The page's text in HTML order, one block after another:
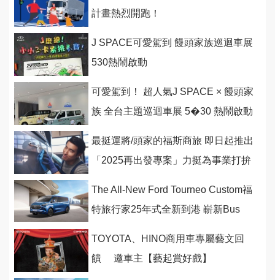
計畫熱烈開跑！
J SPACE可愛駕到 饅頭家族巡迴車展
530熱鬧啟動
可愛駕到！ 超人氣J SPACE × 饅頭家
族 全台主題巡迴車展 5�30 熱鬧啟動
最挺運將/頭家的福斯商旅 即日起推出
「2025再出發專案」力挺為事業打拚
The All-New Ford Tourneo Custom福
特旅行家25年式全新到港 嶄新Bus
TOYOTA、HINO商用車專屬藝文回
饋 邀車主【藝起賞好戲】